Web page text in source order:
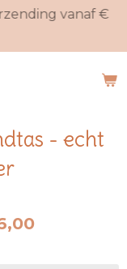
vanaf €
- echt